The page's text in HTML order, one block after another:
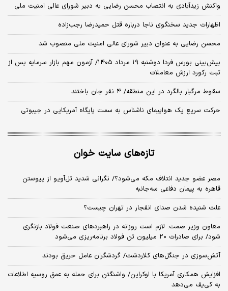
واکنش زیدآبادی به انتصاب محسن رضایی به دبیر شورای عالی امنیت ملی
اظهارات جدید سخنگوی ناجا درباره قتل حمیدرضا رجب‌زاده
محسن رضایی به عنوان دبیر شورای عالی امنیت ملی منصوب شد
​پیش‌بینی بورس فردا دوشنبه ۱۹ مرداد ۱۴۰۵/ آزمون مهم بازار سرمایه پس از
ثبت رکورد ارزش معاملات
سقوط مرگبار بالگرد در این منطقه/ ۴ نفر جان باختند
حرکت سریع یک هواپیمای ناشناس به سمت پایگاه آمریکایی در جیبوتی
تازه‌های سایت خوان
مصر عضو جدید ائتلاف مکه می‌شود؟/ نگرانی شدید تل‌آویو از پیوستن
قاهره به پیمان دفاعی سه‌جانبه
علت شنیده شدن صدای انفجار در تهران چیست؟
معاون وزیر صمت: لازم است روزانه در راهبردهای صنعت فولاد بازنگری
شود/ برای صادرات ۲۰ میلیون تن فولاد برنامه‌ریزی می‌شود
آتش‌سوزی در جنگل‌های کلاردشت/ گردشگران عامل حریق بودند
افزایش همکاری آمریکا با اوکراین/ واشنگتن برای حمله به عمق روسیه اطلاعات
به کی‌یف می‌دهد